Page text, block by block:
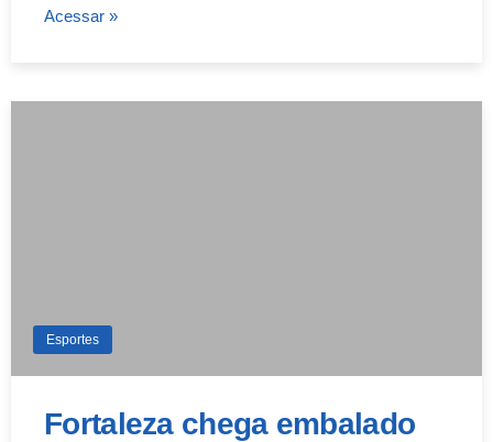
Acessar »
Esportes
Fortaleza chega embalado